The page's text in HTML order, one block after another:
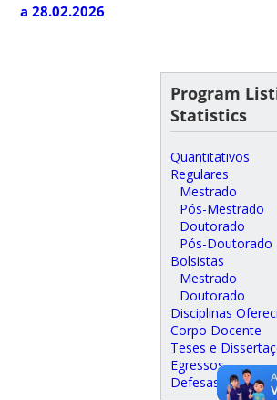
a 28.02.2026
Program
Statistics
Quantitativos
Regulares
Mestrado
Pós-Mestrado
Doutorado
Pós-Doutorado
Bolsistas
Mestrado
Doutorado
Disciplinas
Corpo Docente
Teses e
Egressos
Defesas